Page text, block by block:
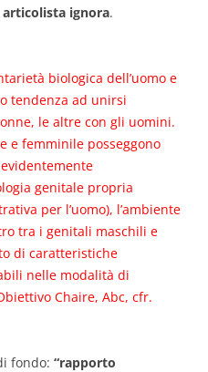
articolista ignora.
biologica dell’uomo e
tendenza ad unirsi
le altre con gli uomini.
e femminile posseggono
genitale propria
per l’uomo), l’ambiente
tra i genitali maschili e
di caratteristiche
nelle modalità di
Chaire, Abc, cfr.
fondo: “rapporto